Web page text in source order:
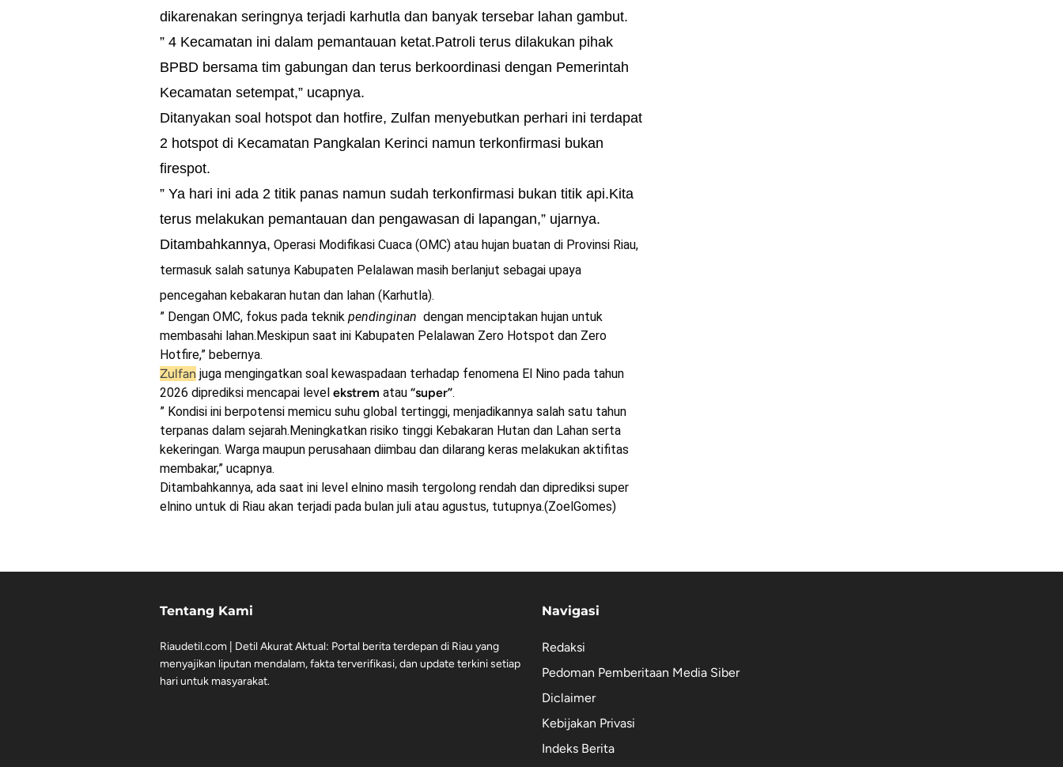
dikarenakan seringnya terjadi karhutla dan banyak tersebar lahan gambut.
” 4 Kecamatan ini dalam pemantauan ketat.Patroli terus dilakukan pihak
BPBD bersama tim gabungan dan terus berkoordinasi dengan Pemerintah
Kecamatan setempat,” ucapnya.
Ditanyakan soal hotspot dan hotfire, Zulfan menyebutkan perhari ini terdapat
2 hotspot di Kecamatan Pangkalan Kerinci namun terkonfirmasi bukan
firespot.
” Ya hari ini ada 2 titik panas namun sudah terkonfirmasi bukan titik api.Kita
terus melakukan pemantauan dan pengawasan di lapangan,” ujarnya.
Ditambahkannya, Operasi Modifikasi Cuaca (OMC) atau hujan buatan di Provinsi Riau,
termasuk salah satunya Kabupaten Pelalawan masih berlanjut sebagai upaya
pencegahan kebakaran hutan dan lahan (Karhutla).
” Dengan OMC, fokus pada teknik pendinginan dengan menciptakan hujan untuk
membasahi lahan.Meskipun saat ini Kabupaten Pelalawan Zero Hotspot dan Zero
Hotfire,” bebernya.
Zulfan juga mengingatkan soal kewaspadaan terhadap fenomena El Nino pada tahun
2026 diprediksi mencapai level ekstrem atau “super”.
” Kondisi ini berpotensi memicu suhu global tertinggi, menjadikannya salah satu tahun
terpanas dalam sejarah.Meningkatkan risiko tinggi Kebakaran Hutan dan Lahan serta
kekeringan. Warga maupun perusahaan diimbau dan dilarang keras melakukan aktifitas
membakar,” ucapnya.
Ditambahkannya, ada saat ini level elnino masih tergolong rendah dan diprediksi super
elnino untuk di Riau akan terjadi pada bulan juli atau agustus, tutupnya.(ZoelGomes)
Tentang Kami
Riaudetil.com | Detil Akurat Aktual: Portal berita terdepan di Riau yang
menyajikan liputan mendalam, fakta terverifikasi, dan update terkini setiap
hari untuk masyarakat.
Navigasi
Redaksi
Pedoman Pemberitaan Media Siber
Diclaimer
Kebijakan Privasi
Indeks Berita